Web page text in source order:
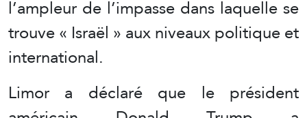
l’ampleur de l’impasse dans laquelle se
trouve « Israël » aux niveaux politique et
international.
Limor a déclaré que le président